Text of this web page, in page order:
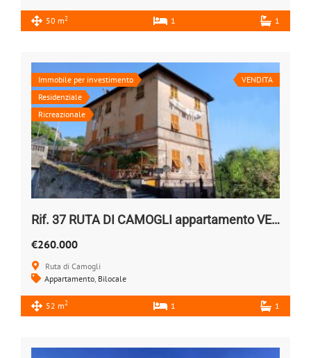
50 m2 1 1
Immobile per investimento
Residenziale
Ricreazionale
VENDITA
Rif. 37 RUTA DI CAMOGLI appartamento VENDESI
€260.000
Ruta di Camogli
Appartamento Bilocale
52 m2 1 1